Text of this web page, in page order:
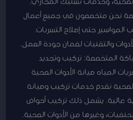
نحن متخصصون في جميع أعمال
المواسير حتى إصلاح التسربات.
والتقنيات لضمان جودة العمل.
المتخصصة: تركيب وتجديد
المياه صيانة الأدوات الصحية
نقدم خدمات تركيب وصيانة
عالية. يشمل ذلك تركيب أحواض
وغيرها من الأدوات الصحية.